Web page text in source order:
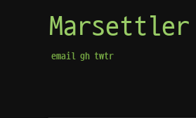
Marsettler
email gh twtr